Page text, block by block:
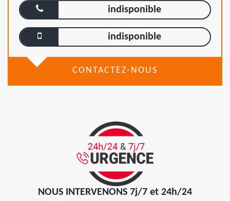
indisponible
indisponible
CONTACTEZ-NOUS
NOUS INTERVENONS 7j/7 et 24h/24